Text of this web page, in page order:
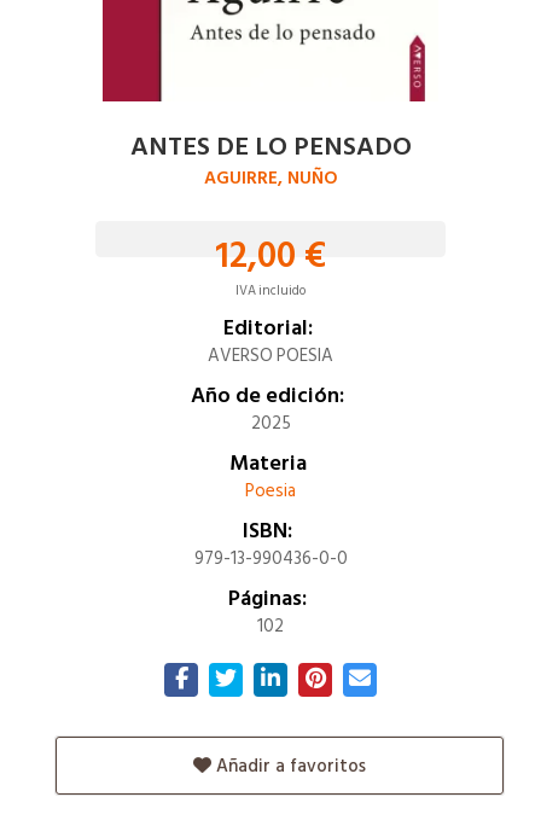
ANTES DE LO PENSADO
AGUIRRE, NUÑO
12,00 €
IVA incluido
Editorial:
AVERSO POESIA
Año de edición:
2025
Materia
Poesia
ISBN:
979-13-990436-0-0
Páginas:
102
Añadir a favoritos